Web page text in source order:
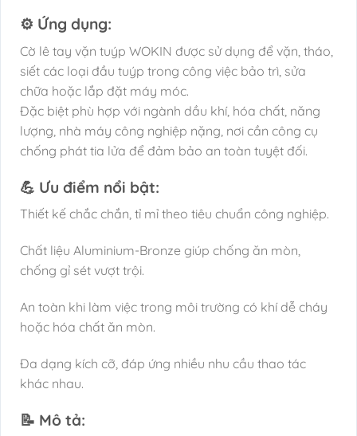
⚙️ Ứng dụng:
Cờ lê tay vặn tuýp WOKIN được sử dụng để vặn, tháo,
siết các loại đầu tuýp trong công việc bảo trì, sửa
chữa hoặc lắp đặt máy móc.
Đặc biệt phù hợp với ngành dầu khí, hóa chất, năng
lượng, nhà máy công nghiệp nặng, nơi cần công cụ
chống phát tia lửa để đảm bảo an toàn tuyệt đối.
💪 Ưu điểm nổi bật:
Thiết kế chắc chắn, tỉ mỉ theo tiêu chuẩn công nghiệp.
Chất liệu Aluminium-Bronze giúp chống ăn mòn,
chống gỉ sét vượt trội.
An toàn khi làm việc trong môi trường có khí dễ cháy
hoặc hóa chất ăn mòn.
Đa dạng kích cỡ, đáp ứng nhiều nhu cầu thao tác
khác nhau.
📝 Mô tả: